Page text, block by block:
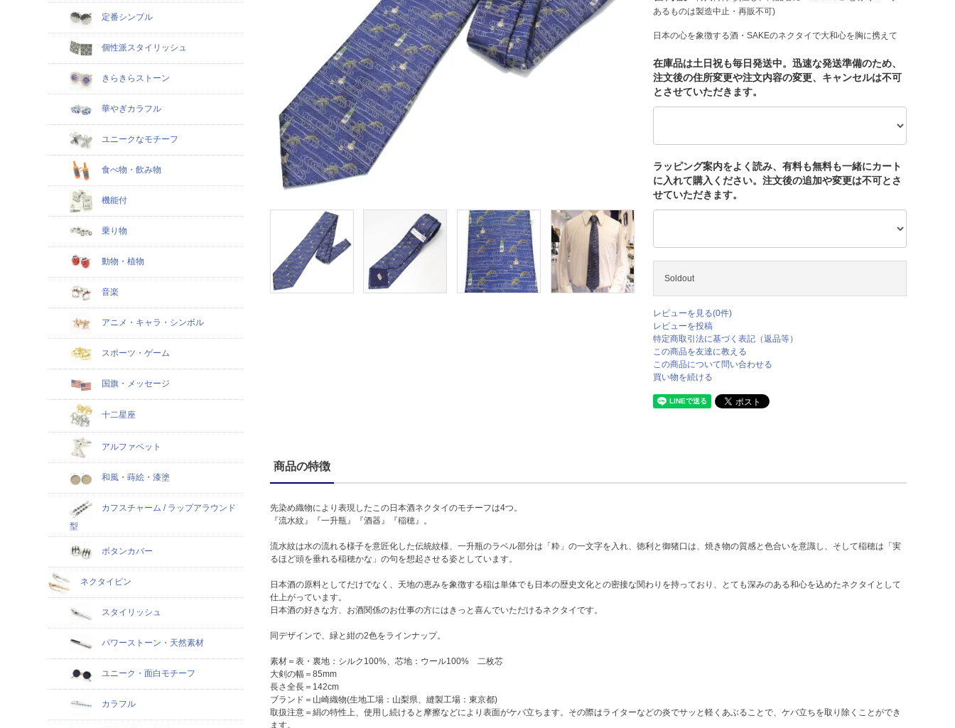
あるものは製造中止・再販不可)
日本の心を象徴する酒・SAKEのネクタイで大和心を胸に携えて
在庫品は土日祝も毎日発送中。迅速な発送準備のため、
注文後の住所変更や注文内容の変更、キャンセルは不可
とさせていただきます。
ラッピング案内をよく読み、有料も無料も一緒にカート
に入れて購入ください。注文後の追加や変更は不可とさ
せていただきます。
Soldout
レビューを見る(0件)
レビューを投稿
特定商取引法に基づく表記（返品等）
この商品を友達に教える
この商品について問い合わせる
買い物を続ける
商品の特徴
先染め織物により表現したこの日本酒ネクタイのモチーフは4つ。
『流水紋』『一升瓶』『酒器』『稲穂』。
流水紋は水の流れる様子を意匠化した伝統紋様、一升瓶のラベル部分は「粋」の一文字を入れ、徳利と御猪口は、焼き物の質感と色合いを意識し、そして稲穂は「実
るほど頭を垂れる稲穂かな」の句を想起させる姿としています。
日本酒の原料としてだけでなく、天地の恵みを象徴する稲は単体でも日本の歴史文化との密接な関わりを持っており、とても深みのある和心を込めたネクタイとして
仕上がっています。
日本酒の好きな方、お酒関係のお仕事の方にはきっと喜んでいただけるネクタイです。
同デザインで、緑と紺の2色をラインナップ。
素材＝表・裏地：シルク100%、芯地：ウール100% 二枚芯
大剣の幅＝85mm
長さ全長＝142cm
ブランド＝山崎織物(生地工場：山梨県、縫製工場：東京都)
取扱注意＝絹の特性上、使用し続けると摩擦などにより表面がケバ立ちます。その際はライターなどの炎でサッと軽くあぶることで、ケバ立ちを取り除くことができ
ます。
定番シンプル
個性派スタイリッシュ
きらきらストーン
華やぎカラフル
ユニークなモチーフ
食べ物・飲み物
機能付
乗り物
動物・植物
音楽
アニメ・キャラ・シンボル
スポーツ・ゲーム
国旗・メッセージ
十二星座
アルファベット
和風・蒔絵・漆塗
カフスチャーム / ラップアラウンド
型
ボタンカバー
ネクタイピン
スタイリッシュ
パワーストーン・天然素材
ユニーク・面白モチーフ
カラフル